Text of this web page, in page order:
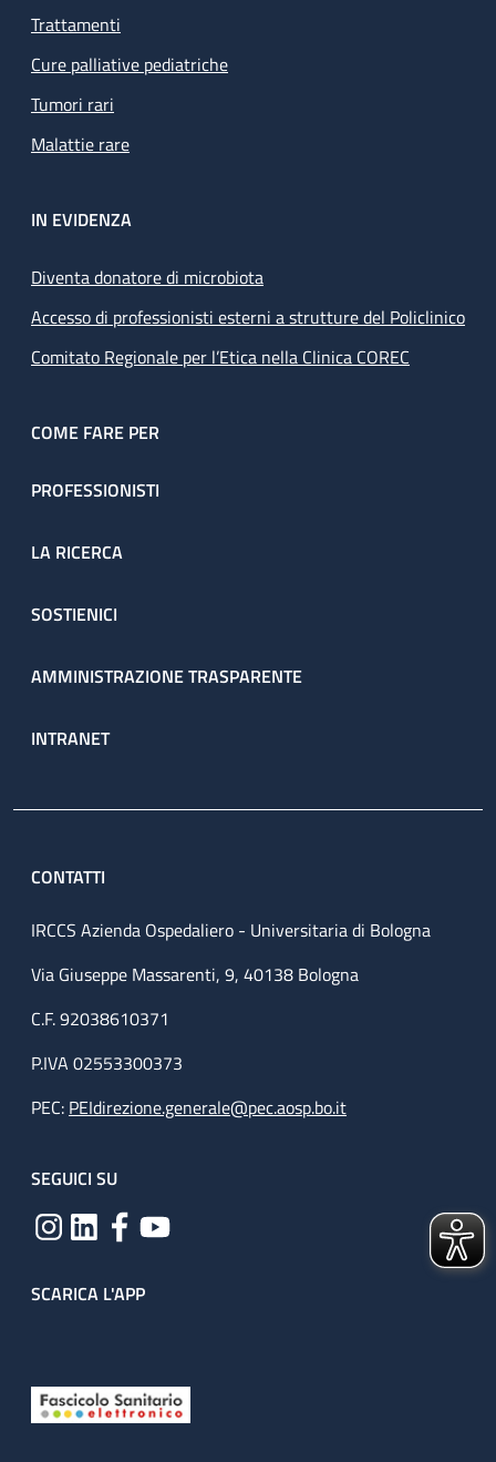
Trattamenti
Cure palliative pediatriche
Tumori rari
Malattie rare
IN EVIDENZA
Diventa donatore di microbiota
Accesso di professionisti esterni a strutture del Policlinico
Comitato Regionale per l’Etica nella Clinica COREC
COME FARE PER
PROFESSIONISTI
LA RICERCA
SOSTIENICI
AMMINISTRAZIONE TRASPARENTE
INTRANET
CONTATTI
IRCCS Azienda Ospedaliero - Universitaria di Bologna
Via Giuseppe Massarenti, 9, 40138 Bologna
C.F. 92038610371
P.IVA 02553300373
PEC: PEIdirezione.generale@pec.aosp.bo.it
SEGUICI SU
SCARICA L'APP